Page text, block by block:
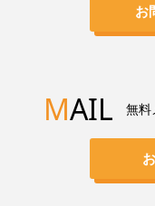
お
MAIL 無料